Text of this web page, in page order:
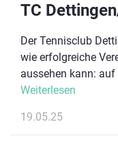
Der Tennisclub
wie erfolgreiche
aussehen kann:
einem klaren Blick
– mit einer
Weiterlesen
19.05.25